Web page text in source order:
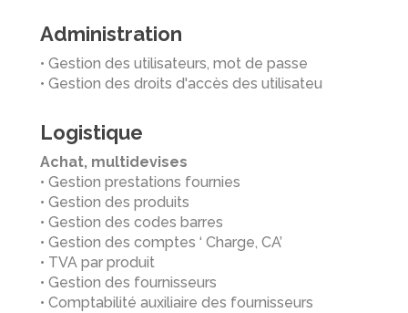
Administration
• Gestion des utilisateurs, mot de passe
• Gestion des droits d'accès des utilisateu
Logistique
Achat, multidevises
• Gestion prestations fournies
• Gestion des produits
• Gestion des codes barres
• Gestion des comptes ‘ Charge, CA’
• TVA par produit
• Gestion des fournisseurs
• Comptabilité auxiliaire des fournisseurs